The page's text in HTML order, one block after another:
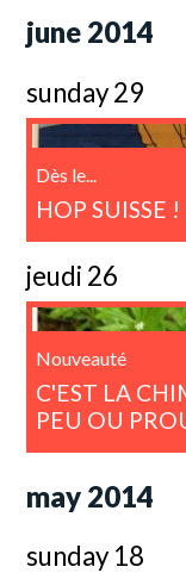
june 2014
sunday 29
Dès le...
HOP SUISSE !
jeudi 26
Nouveauté
C'EST LA
PEU OU
may 2014
sunday 18